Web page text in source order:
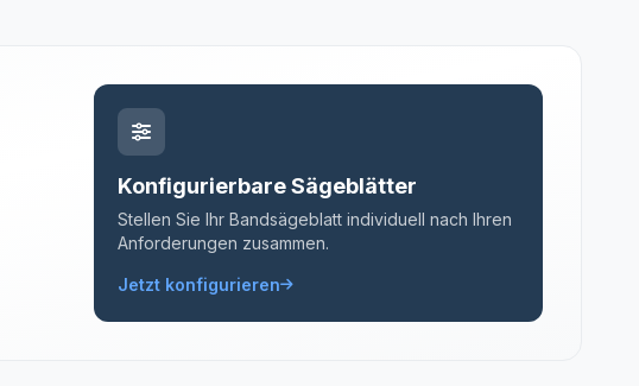
Konfigurierbare Sägeblätter
Stellen Sie Ihr Bandsägeblatt individuell nach Ihren
Anforderungen zusammen.
Jetzt konfigurieren